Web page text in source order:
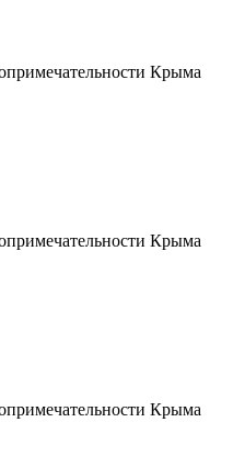
Крыма
Крыма
Крыма